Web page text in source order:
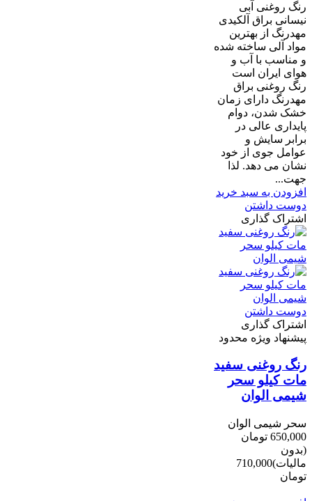
رنگ روغنی آبی
نیسانی براق آلکیدی
مهدرنگ از بهترین
مواد آلی ساخته شده
و مناسب با آب و
هوای ایران است
رنگ روغنی براق
مهدرنگ دارای زﻣﺎن
ﺧﺸﮏ ﺷﺪن، دوام
ﭘﺎﯾﺪاری عالی در
ﺑﺮاﺑﺮ ﺳﺎﯾﺶ و
ﻋﻮاﻣﻞ ﺟﻮی از ﺧﻮد
ﻧﺸﺎن ﻣﯽ دﻫﺪ. ﻟﺬا
ﺟﻬﺖ...
افزودن به سبد خرید
دوست داشتن
اشتراک گذاری
دوست داشتن
اشتراک گذاری
پیشنهاد ویژه محدود
رنگ روغنی سفید
مات کیلو سحر
شیمی الوان
سحر شیمی الوان
650,000 تومان
(بدون
مالیات)710,000
تومان